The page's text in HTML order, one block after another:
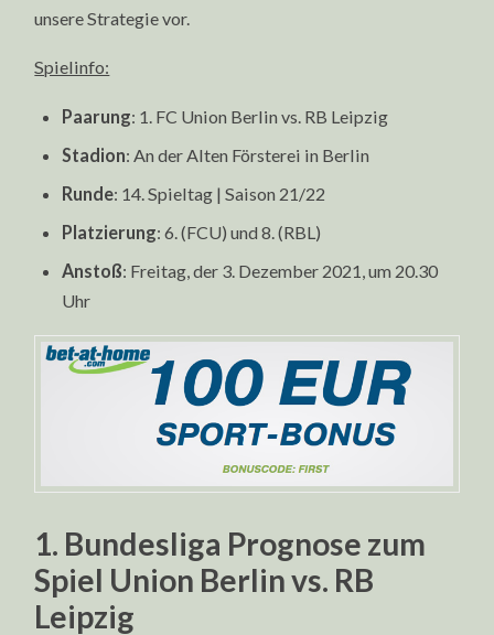
unsere Strategie vor.
Spielinfo:
Paarung: 1. FC Union Berlin vs. RB Leipzig
Stadion: An der Alten Försterei in Berlin
Runde: 14. Spieltag | Saison 21/22
Platzierung: 6. (FCU) und 8. (RBL)
Anstoß: Freitag, der 3. Dezember 2021, um 20.30
Uhr
1. Bundesliga Prognose zum
Spiel Union Berlin vs. RB
Leipzig